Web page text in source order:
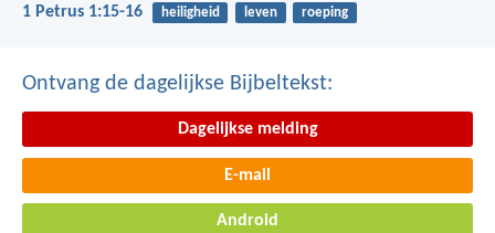
1 Petrus 1:15-16 heiligheid leven roeping
Ontvang de dagelijkse Bijbeltekst:
Dagelijkse melding
E-mail
Android